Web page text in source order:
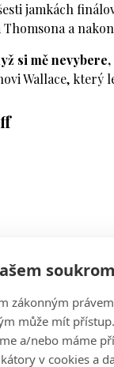
zákonným
může mít
a/nebo máme
v cookies a
jamkách
a
si mě
Wallace, který